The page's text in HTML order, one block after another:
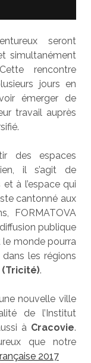
seront
simultanément
rencontre
jours en
émerger de
travail auprès
des espaces
il s’agit de
à l’espace qui
cantonné aux
FORMATOVA
publique
monde pourra
les régions
(Tricité).
nouvelle ville
de l’Institut
à Cracovie.
que notre
2017